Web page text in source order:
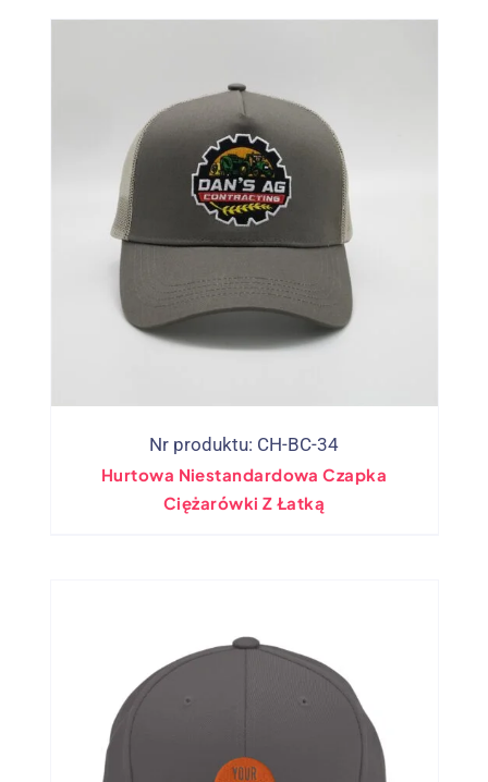
Nr produktu: CH-BC-34
Hurtowa Niestandardowa Czapka
Ciężarówki Z Łatką